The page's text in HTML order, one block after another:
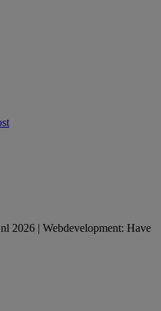
2026 | Webdevelopment: Have